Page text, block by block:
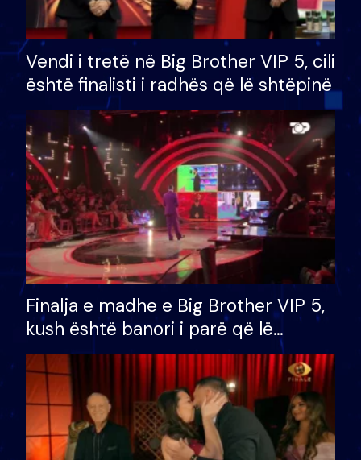
Vendi i tretë në Big Brother VIP 5, cili
është finalisti i radhës që lë shtëpinë
Finalja e madhe e Big Brother VIP 5,
kush është banori i parë që lë
shtëpinë dhe humb mundësinë për
të fituar çmimin e madh